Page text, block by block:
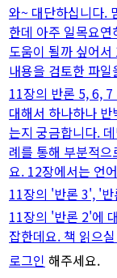
와~ 대단하십니다.
한데 아주 일목요
도움이 될까 싶어
내용을 검토한 파
11장의 반론 5, 6,
대해서 하나하나
는지 궁금합니다.
례를 통해 부분적
요. 12장에서는 언
11장의 '반론 3', '
11장의 '반론 2'에
잡한데요. 책 읽으
로그인 해주세요.